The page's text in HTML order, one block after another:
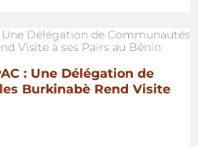
: Une Délégation de
Burkinabè Rend Visite